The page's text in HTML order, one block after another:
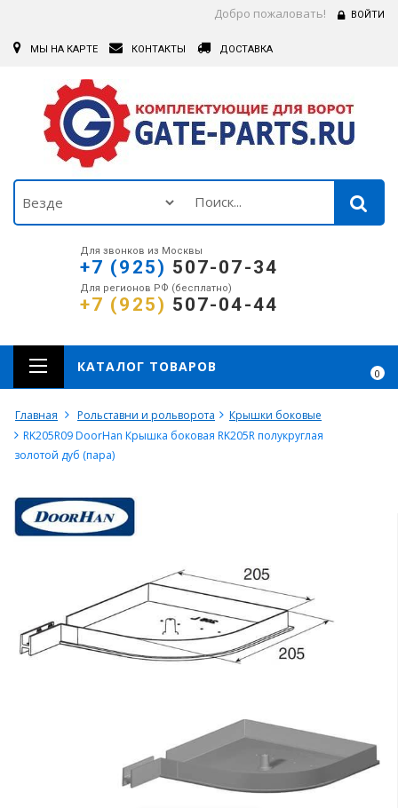
Добро пожаловать! ВОЙТИ
МЫ НА КАРТЕ КОНТАКТЫ ДОСТАВКА
Для звонков из Москвы
+7 (925) 507-07-34
Для регионов РФ (бесплатно)
+7 (925) 507-04-44
0
КАТАЛОГ ТОВАРОВ
Главная Рольставни и рольворота
Крышки боковые
RK205R09 DoorHan Крышка боковая RK205R полукруглая
золотой дуб (пара)